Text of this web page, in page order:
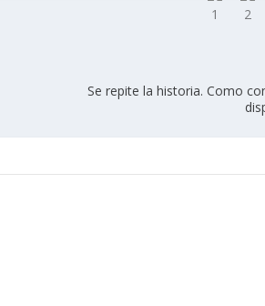
Se repite la historia. Como